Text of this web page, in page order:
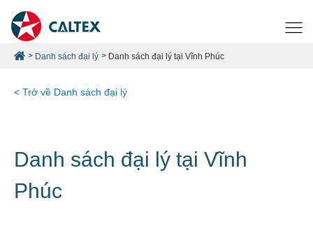
Danh sách đại lý Danh sách đại lý tại Vĩnh Phúc
< Trở về Danh sách đại lý
Danh sách đại lý tại Vĩnh
Phúc